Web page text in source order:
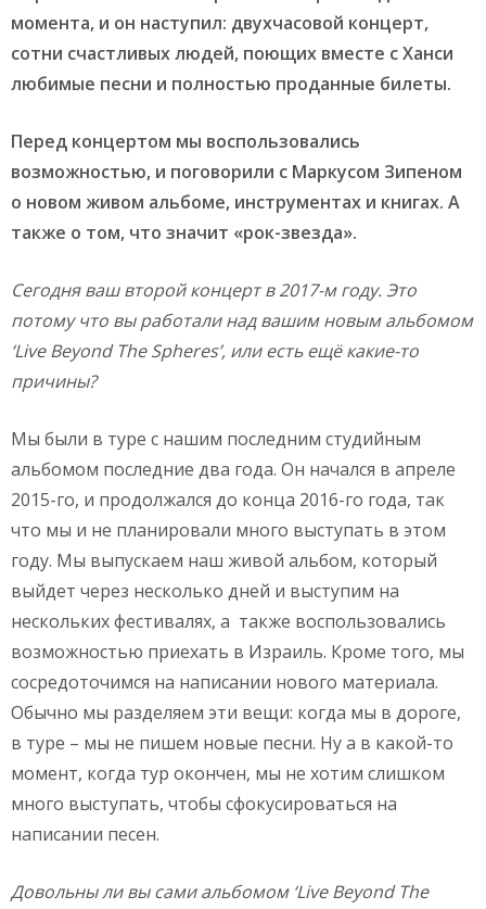
момента, и он наступил: двухчасовой концерт,
сотни счастливых людей, поющих вместе с Ханси
любимые песни и полностью проданные билеты.
Перед концертом мы воспользовались
возможностью, и поговорили с Маркусом Зипеном
о новом живом альбоме, инструментах и книгах. А
также о том, что значит «рок-звезда».
Сегодня ваш второй концерт в 2017-м году. Это
потому что вы работали над вашим новым альбомом
‘LiveBeyondTheSpheres’, или есть ещё какие-то
причины?
Мы были в туре с нашим последним студийным
альбомом последние два года. Он начался в апреле
2015-го, и продолжался до конца 2016-го года, так
что мы и не планировали много выступать в этом
году. Мы выпускаем наш живой альбом, который
выйдет через несколько дней и выступим на
нескольких фестивалях, а также воспользовались
возможностью приехать в Израиль. Кроме того, мы
сосредоточимся на написании нового материала.
Обычно мы разделяем эти вещи: когда мы в дороге,
в туре – мы не пишем новые песни. Ну а в какой-то
момент, когда тур окончен, мы не хотим слишком
много выступать, чтобы сфокусироваться на
написании песен.
Довольны ли вы сами альбомом ‘LiveBeyondThe